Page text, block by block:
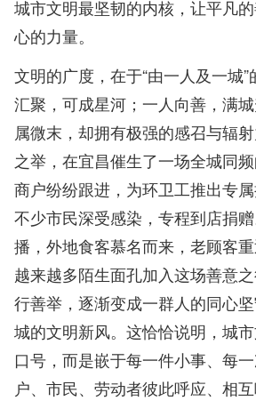
城市文明最坚韧的内核，让平凡
心的力量。
文明的广度，在于“由一人及一城
汇聚，可成星河；一人向善，满
属微末，却拥有极强的感召与辐
之举，在宜昌催生了一场全城同
商户纷纷跟进，为环卫工推出专
不少市民深受感染，专程到店捐
播，外地食客慕名而来，老顾客
越来越多陌生面孔加入这场善意
行善举，逐渐变成一群人的同心
城的文明新风。这恰恰说明，城
口号，而是嵌于每一件小事、每
户、市民、劳动者彼此呼应、相